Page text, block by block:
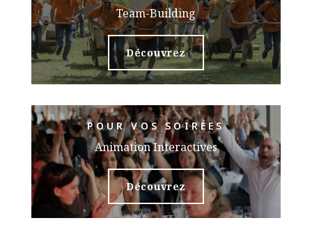
Team-Building
Découvrez
POUR VOS SOIRÉES
Animation Interactives
Découvrez